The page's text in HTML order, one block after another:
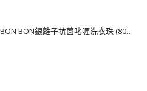
[J111043] 日本BON BON銀離子抗菌啫喱洗衣珠 (80粒)